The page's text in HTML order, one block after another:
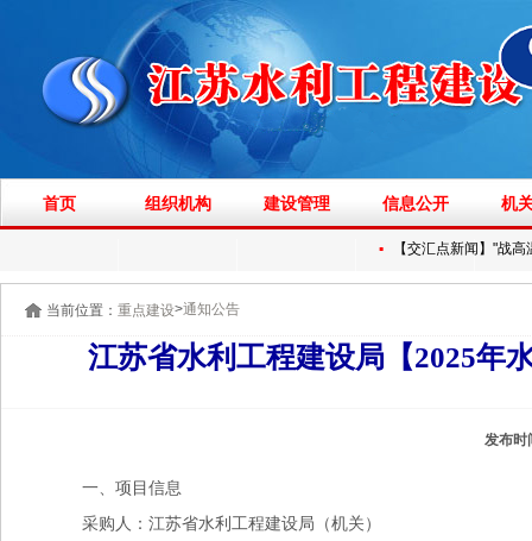
首页 组织机构 建设管理 信息公开 机
【交汇点新闻】"战高
当前位置： 重点建设>通知公告
江苏省水利工程建设局【2025年
发布时
一、项目信息
采购人：江苏省水利工程建设局（机关）